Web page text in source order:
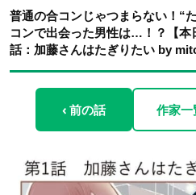
普通の合コンじゃつまらない！“
コンで出会った男性は…！？【本
話：加藤さんはたぎりたい by
‹ 前の話 作家一